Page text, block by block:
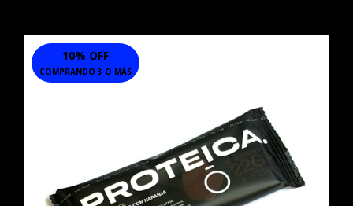
10% OFF
COMPRANDO 3 O MÁS